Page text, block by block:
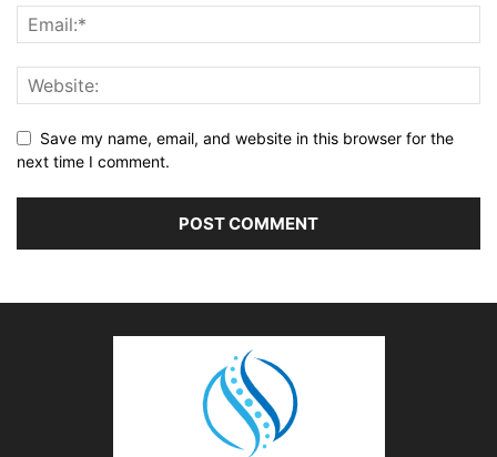
Save my name, email, and website in this browser for the
next time I comment.